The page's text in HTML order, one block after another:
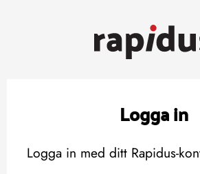
Logga in
Logga in med ditt Rapidus-